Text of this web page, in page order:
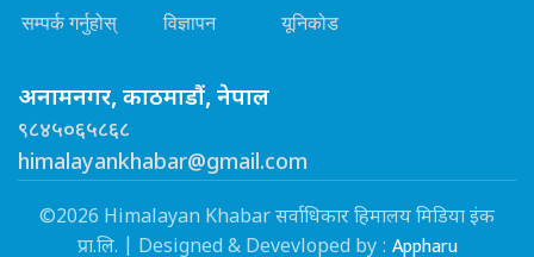
सम्पर्क गर्नुहोस् विज्ञापन यूनिकोड
अनामनगर, काठमाडौं, नेपाल
९८४५०६५८६८
himalayankhabar@gmail.com
©2026 Himalayan Khabar सर्वाधिकार हिमालय मिडिया इंक
प्रा.लि. | Designed & Devevloped by : Appharu